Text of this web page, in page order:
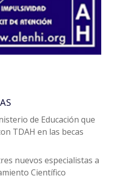
de Educación que
TDAH en las becas
nuevos especialistas a
Científico